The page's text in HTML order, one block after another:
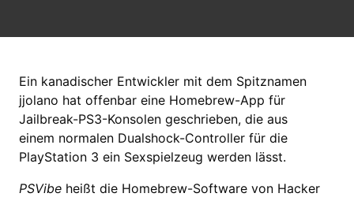
Ein kanadischer Entwickler mit dem Spitznamen
jjolano hat offenbar eine Homebrew-App für
Jailbreak-PS3-Konsolen geschrieben, die aus
einem normalen Dualshock-Controller für die
PlayStation 3 ein Sexspielzeug werden lässt.
PSVibe heißt die Homebrew-Software von Hacker